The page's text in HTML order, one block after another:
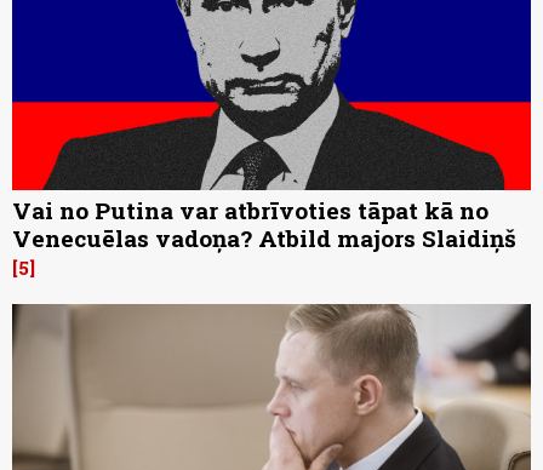
Vai no Putina var atbrīvoties tāpat kā no
Venecuēlas vadoņa? Atbild majors Slaidiņš
5